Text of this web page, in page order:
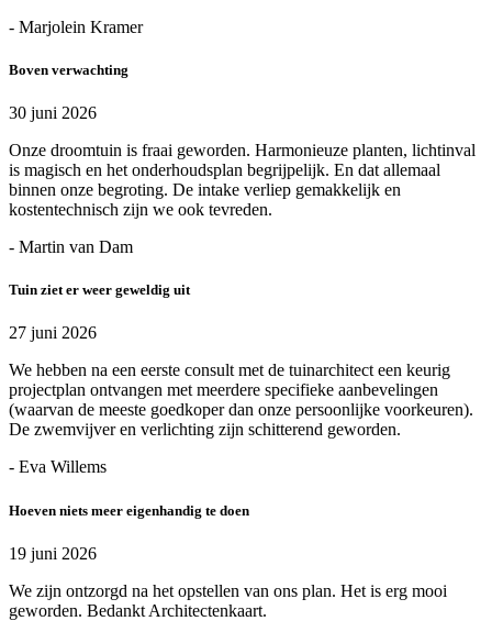
- Marjolein Kramer
Boven verwachting
30 juni 2026
Onze droomtuin is fraai geworden. Harmonieuze planten, lichtinval
is magisch en het onderhoudsplan begrijpelijk. En dat allemaal
binnen onze begroting. De intake verliep gemakkelijk en
kostentechnisch zijn we ook tevreden.
- Martin van Dam
Tuin ziet er weer geweldig uit
27 juni 2026
We hebben na een eerste consult met de tuinarchitect een keurig
projectplan ontvangen met meerdere specifieke aanbevelingen
(waarvan de meeste goedkoper dan onze persoonlijke voorkeuren).
De zwemvijver en verlichting zijn schitterend geworden.
- Eva Willems
Hoeven niets meer eigenhandig te doen
19 juni 2026
We zijn ontzorgd na het opstellen van ons plan. Het is erg mooi
geworden. Bedankt Architectenkaart.